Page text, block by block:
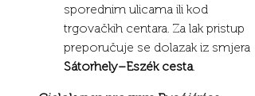
sporednim ulicama ili kod
trgovačkih centara. Za lak pristup
preporučuje se dolazak iz smjera
Sátorhely–Eszék cesta.